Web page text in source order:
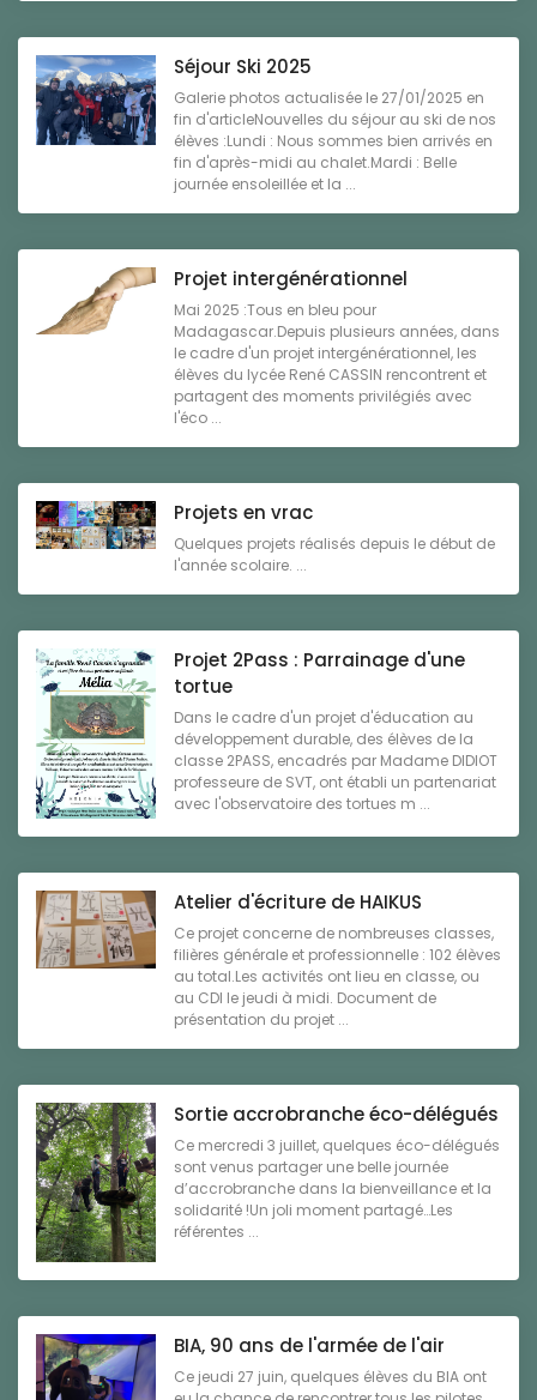
Séjour Ski 2025
Galerie photos actualisée le 27/01/2025 en
fin d'articleNouvelles du séjour au ski de nos
élèves :Lundi : Nous sommes bien arrivés en
fin d'après-midi au chalet.Mardi : Belle
journée ensoleillée et la ...
Projet intergénérationnel
Mai 2025 :Tous en bleu pour
Madagascar.Depuis plusieurs années, dans
le cadre d'un projet intergénérationnel, les
élèves du lycée René CASSIN rencontrent et
partagent des moments privilégiés avec
l'éco ...
Projets en vrac
Quelques projets réalisés depuis le début de
l'année scolaire. ...
Projet 2Pass : Parrainage d'une
tortue
Dans le cadre d'un projet d'éducation au
développement durable, des élèves de la
classe 2PASS, encadrés par Madame DIDIOT
professeure de SVT, ont établi un partenariat
avec l'observatoire des tortues m ...
Atelier d'écriture de HAIKUS
Ce projet concerne de nombreuses classes,
filières générale et professionnelle : 102 élèves
au total.Les activités ont lieu en classe, ou
au CDI le jeudi à midi. Document de
présentation du projet ...
Sortie accrobranche éco-délégués
Ce mercredi 3 juillet, quelques éco-délégués
sont venus partager une belle journée
d’accrobranche dans la bienveillance et la
solidarité !Un joli moment partagé…Les
référentes ...
BIA, 90 ans de l'armée de l'air
Ce jeudi 27 juin, quelques élèves du BIA ont